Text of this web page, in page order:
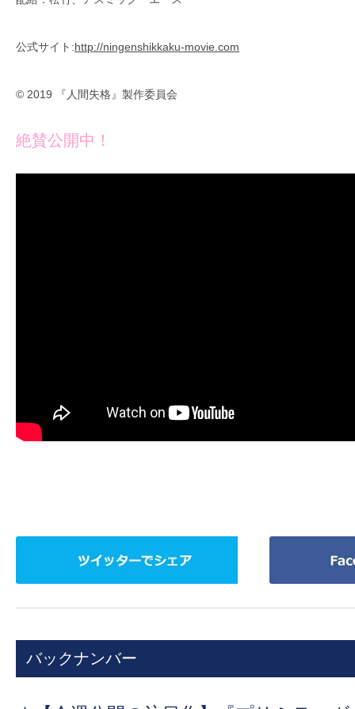
公式サイト:http://ningenshikkaku-movie.com
© 2019 『人間失格』製作委員会
絶賛公開中！
ー
で
ア
バックナンバー